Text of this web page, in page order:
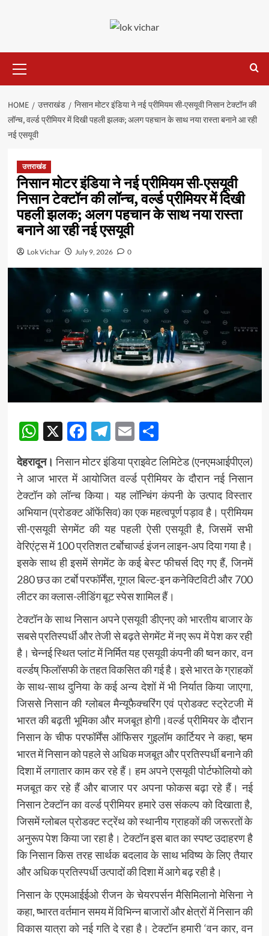
Menu
HOME उत्तराखंड
निसान मोटर इंडिया ने नई प्रीमियम सी-एसयूवी निसान टेक्टॉन की
लॉन्च, वर्ल्ड प्रीमियर में दिखी पहली झलक; अलग पहचान के साथ नया रास्ता बनाने आ रही
नई एसयूवी
उत्तराखंड
निसान मोटर इंडिया ने नई प्रीमियम सी-एसयूवी
निसान टेक्टॉन की लॉन्च, वर्ल्ड प्रीमियर में दिखी
पहली झलक; अलग पहचान के साथ नया रास्ता
बनाने आ रही नई एसयूवी
Lok Vichar July 9, 2026 0
WhatsApp
X Facebook
Telegram
EmailShare
देहरादून। निसान मोटर इंडिया प्राइवेट लिमिटेड (एनएमआईपीएल)
ने आज भारत में आयोजित वर्ल्ड प्रीमियर के दौरान नई निसान
टेक्टॉन को लॉन्च किया। यह लॉन्चिंग कंपनी के उत्पाद विस्तार
अभियान (प्रोडक्ट ऑफेंसिव) का एक महत्वपूर्ण पड़ाव है। प्रीमियम
सी-एसयूवी सेगमेंट की यह पहली ऐसी एसयूवी है, जिसमें सभी
वेरिएंट्स में 100 प्रतिशत टर्बाेचार्ज्ड इंजन लाइन-अप दिया गया है।
इसके साथ ही इसमें सेगमेंट के कई बेस्ट फीचर्स दिए गए हैं, जिनमें
280 छउ का टर्बाे परफॉर्मेंस, गूगल बिल्ट-इन कनेक्टिविटी और 700
लीटर का क्लास-लीडिंग बूट स्पेस शामिल हैं।
टेक्टॉन के साथ निसान अपने एसयूवी डीएनए को भारतीय बाजार के
सबसे प्रतिस्पर्धी और तेजी से बढ़ते सेगमेंट में नए रूप में पेश कर रही
है। चेन्नई स्थित प्लांट में निर्मित यह एसयूवी कंपनी की ष्वन कार, वन
वर्ल्डष् फिलॉसफी के तहत विकसित की गई है। इसे भारत के ग्राहकों
के साथ-साथ दुनिया के कई अन्य देशों में भी निर्यात किया जाएगा,
जिससे निसान की ग्लोबल मैन्यूफैक्चरिंग एवं प्रोडक्ट स्ट्रेटजी में
भारत की बढ़ती भूमिका और मजबूत होगी।वर्ल्ड प्रीमियर के दौरान
निसान के चीफ परफॉर्मेंस ऑफिसर गुइलॉम कार्टियर ने कहा, ष्हम
भारत में निसान को पहले से अधिक मजबूत और प्रतिस्पर्धी बनाने की
दिशा में लगातार काम कर रहे हैं। हम अपने एसयूवी पोर्टफोलियो को
मजबूत कर रहे हैं और बाजार पर अपना फोकस बढ़ा रहे हैं। नई
निसान टेक्टॉन का वर्ल्ड प्रीमियर हमारे उस संकल्प को दिखाता है,
जिसमें ग्लोबल प्रोडक्ट स्ट्रेंथ को स्थानीय ग्राहकों की जरूरतों के
अनुरूप पेश किया जा रहा है। टेक्टॉन इस बात का स्पष्ट उदाहरण है
कि निसान किस तरह सार्थक बदलाव के साथ भविष्य के लिए तैयार
और अधिक प्रतिस्पर्धी उत्पादों की दिशा में आगे बढ़ रही है।
निसान के एएमआईईओ रीजन के चेयरपर्सन मैसिमिलानो मेसिना ने
कहा, ष्भारत वर्तमान समय में विभिन्न बाजारों और क्षेत्रों में निसान की
विकास यात्रा को नई गति दे रहा है। टेक्टॉन हमारी ‘वन कार, वन